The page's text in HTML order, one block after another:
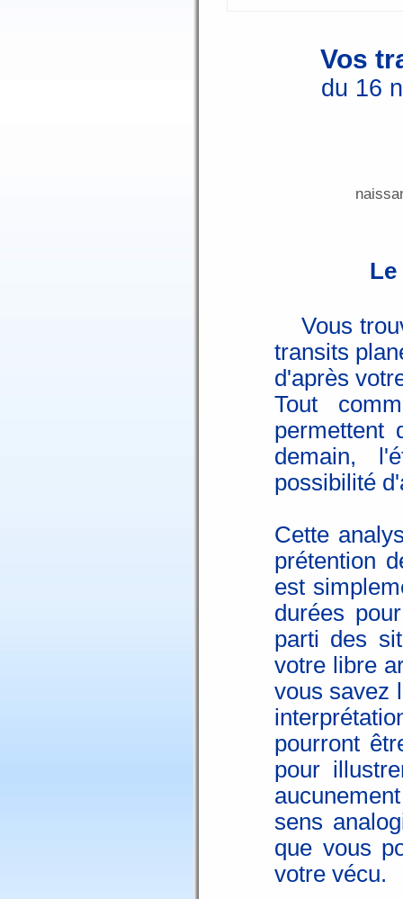
Vos
du 16
Vous
transits
d'après
Tout
permettent
demain,
possibilité
Cette
prétention
est
durées
parti des
votre libre
vous savez
pourront
pour
sens
que vous
votre vécu.